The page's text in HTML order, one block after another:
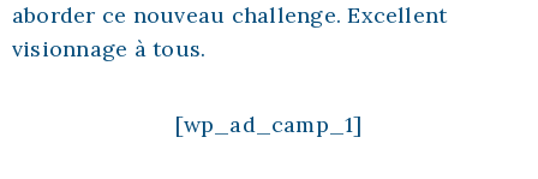
aborder ce nouveau challenge. Excellent
visionnage à tous.
[wp_ad_camp_1]